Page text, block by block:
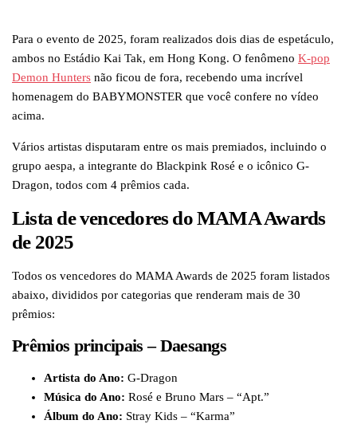
Para o evento de 2025, foram realizados dois dias de espetáculo,
ambos no Estádio Kai Tak, em Hong Kong. O fenômeno K-pop
Demon Hunters não ficou de fora, recebendo uma incrível
homenagem do BABYMONSTER que você confere no vídeo
acima.
Vários artistas disputaram entre os mais premiados, incluindo o
grupo aespa, a integrante do Blackpink Rosé e o icônico G-
Dragon, todos com 4 prêmios cada.
Lista de vencedores do MAMA Awards
de 2025
Todos os vencedores do MAMA Awards de 2025 foram listados
abaixo, divididos por categorias que renderam mais de 30
prêmios:
Prêmios principais – Daesangs
Artista do Ano: G-Dragon
Música do Ano: Rosé e Bruno Mars – “Apt.”
Álbum do Ano: Stray Kids – “Karma”